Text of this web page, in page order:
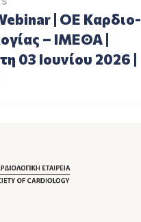
| ΟΕ Καρδιο-
– ΙΜΕΘΑ |
03 Ιουνίου 2026 |